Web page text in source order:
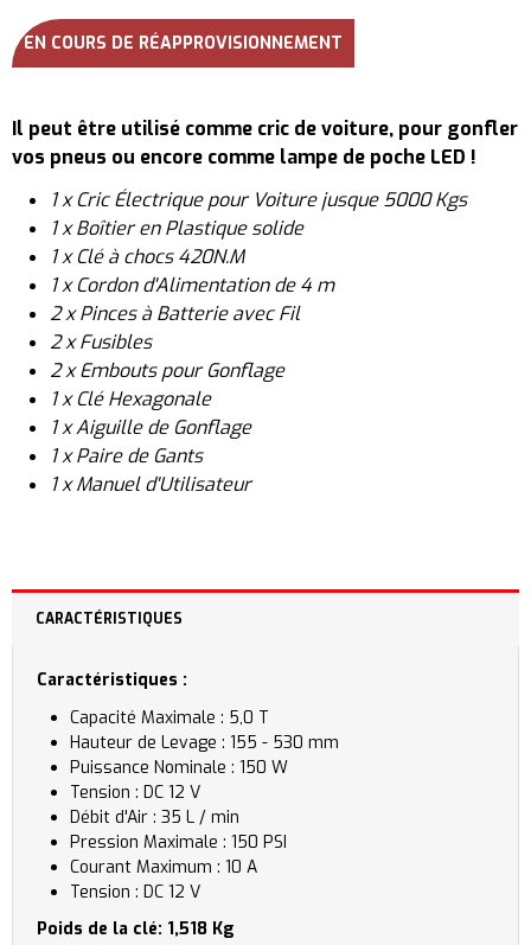
EN COURS DE RÉAPPROVISIONNEMENT
Il peut être utilisé comme cric de voiture, pour gonfler
vos pneus ou encore comme lampe de poche LED !
1 x Cric Électrique pour Voiture jusque 5000 Kgs
1 x Boîtier en Plastique solide
1 x Clé à chocs 420N.M
1 x Cordon d'Alimentation de 4 m
2 x Pinces à Batterie avec Fil
2 x Fusibles
2 x Embouts pour Gonflage
1 x Clé Hexagonale
1 x Aiguille de Gonflage
1 x Paire de Gants
1 x Manuel d'Utilisateur
CARACTÉRISTIQUES
Caractéristiques :
Capacité Maximale : 5,0 T
Hauteur de Levage : 155 - 530 mm
Puissance Nominale : 150 W
Tension : DC 12 V
Débit d'Air : 35 L / min
Pression Maximale : 150 PSI
Courant Maximum : 10 A
Tension : DC 12 V
Poids de la clé: 1,518 Kg